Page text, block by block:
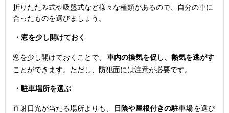
折りたたみ式や吸盤式など様々な種類があるので、自分の車に
合ったものを選びましょう。
・窓を少し開けておく
窓を少し開けておくことで、
車内の換気を促し、熱気を逃がす
ことができます。ただし、防犯面には注意が必要です。
・駐車場所を選ぶ
直射日光が当たる場所よりも、 日陰や屋根付きの駐車場を選び